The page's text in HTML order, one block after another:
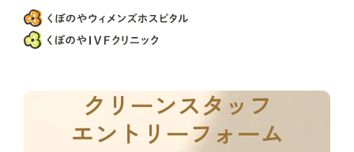
クリーンスタッフ
エントリーフォーム